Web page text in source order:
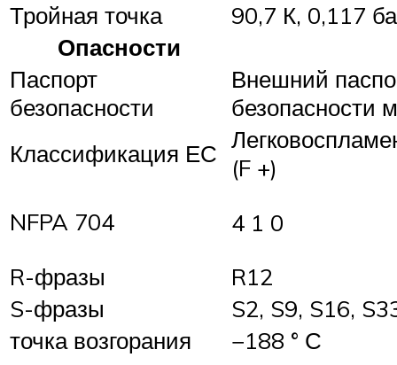
Тройная точка
90,7 К, 0,117
Опасности
Паспорт
безопасности
Внешний
безопасности
Классификация ЕС
(F +)
NFPA 704
4 1 0
R-фразы
R12
S-фразы
S2, S9, S16,
точка возгорания
−188 ° С